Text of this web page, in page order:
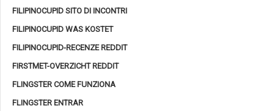
FILIPINOCUPID SITO DI INCONTRI
FILIPINOCUPID WAS KOSTET
FILIPINOCUPID-RECENZE REDDIT
FIRSTMET-OVERZICHT REDDIT
FLINGSTER COME FUNZIONA
FLINGSTER ENTRAR